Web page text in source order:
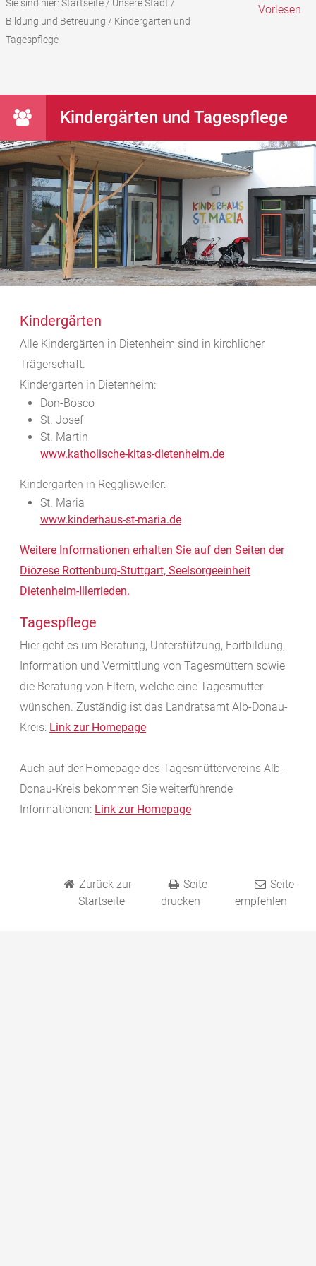
Sie sind hier: Startseite/ Unsere Stadt /
Bildung und Betreuung / Kindergärten und
Tagespflege
Vorlesen
Kindergärten und Tagespflege
Kindergärten
Alle Kindergärten in Dietenheim sind in kirchlicher
Trägerschaft.
Kindergärten in Dietenheim:
Don-Bosco
St. Josef
St. Martin
www.katholische-kitas-dietenheim.de
Kindergarten in Regglisweiler:
St. Maria
www.kinderhaus-st-maria.de
Weitere Informationen erhalten Sie auf den Seiten der
Diözese Rottenburg-Stuttgart, Seelsorgeeinheit
Dietenheim-Illerrieden.
Tagespflege
Hier geht es um Beratung, Unterstützung, Fortbildung,
Information und Vermittlung von Tagesmüttern sowie
die Beratung von Eltern, welche eine Tagesmutter
wünschen. Zuständig ist das Landratsamt Alb-Donau-
Kreis: Link zur Homepage
Auch auf der Homepage des Tagesmüttervereins Alb-
Donau-Kreis bekommen Sie weiterführende
Informationen: Link zur Homepage
Zurück zur
Startseite
Seite
drucken
Seite
empfehlen